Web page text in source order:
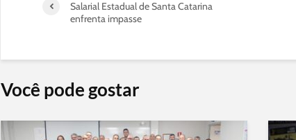
Salarial Estadual de Santa Catarina
enfrenta impasse
Você pode gostar